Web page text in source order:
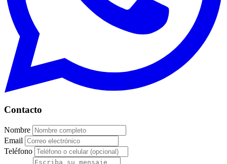
Contacto
Nombre
Email
Teléfono